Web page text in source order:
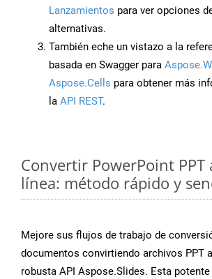
Lanzamientos para ver opciones
alternativas.
También eche un vistazo a la
basada en Swagger para
Aspose.Cells para obtener más
la API REST.
Convertir PowerPoint PPT
línea: método rápido y
Mejore sus flujos de trabajo de
documentos convirtiendo archivos PPT
robusta API Aspose.Slides. Esta